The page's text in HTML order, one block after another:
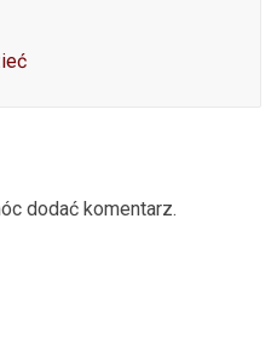
dodać komentarz.